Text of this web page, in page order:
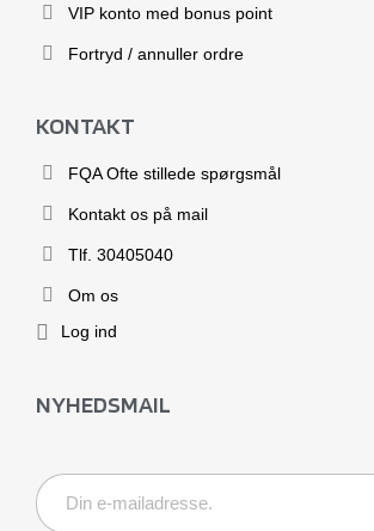
VIP konto med bonus point
Fortryd / annuller ordre
KONTAKT
FQA Ofte stillede spørgsmål
Kontakt os på mail
Tlf. 30405040
Om os
Log ind
NYHEDSMAIL